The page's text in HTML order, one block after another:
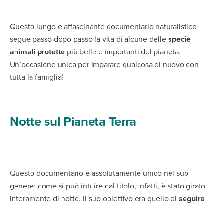
Questo lungo e affascinante documentario naturalistico
segue passo dopo passo la vita di alcune dellespecie
animali protette più belle e importanti del pianeta.
Un’occasione unica per imparare qualcosa di nuovo con
tutta la famiglia!
Notte sul Pianeta Terra
Questo documentario è assolutamente unico nel suo
genere: come si può intuire dal titolo, infatti, è stato girato
interamente di notte. Il suo obiettivo era quello di seguire